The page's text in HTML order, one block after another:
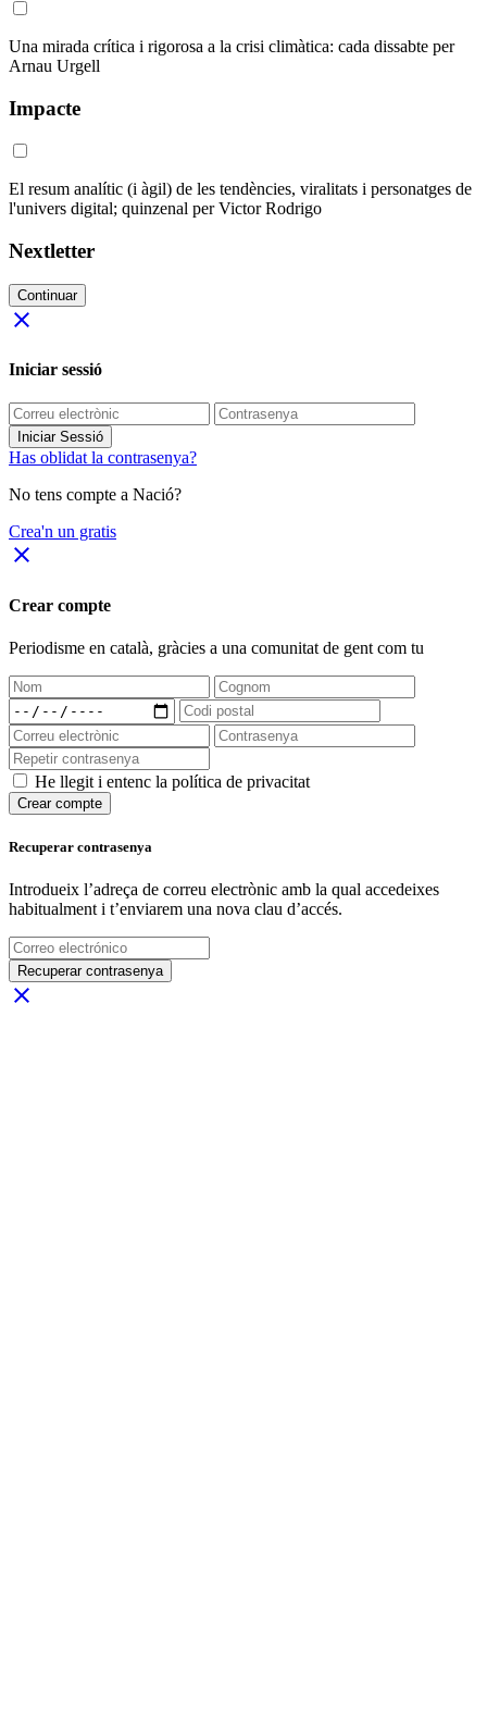
Una mirada crítica i rigorosa a la crisi climàtica: cada dissabte per
Arnau Urgell
Impacte
El resum analític (i àgil) de les tendències, viralitats i personatges de
l'univers digital; quinzenal per Victor Rodrigo
Nextletter
Continuar
close
Iniciar sessió
Iniciar Sessió
Has oblidat la contrasenya?
No tens compte a Nació?
Crea'n un gratis
close
Crear compte
Periodisme en català, gràcies a una comunitat de gent com tu
He llegit i entenc la política de privacitat
Crear compte
Recuperar contrasenya
Introdueix l’adreça de correu electrònic amb la qual accedeixes
habitualment i t’enviarem una nova clau d’accés.
Recuperar contrasenya
close